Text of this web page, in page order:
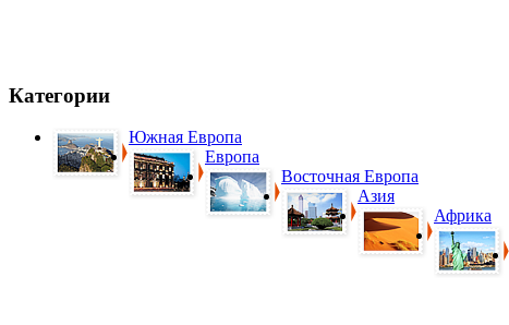
Категории
Южная Европа
Европа
Восточная Европа
Азия
Африка